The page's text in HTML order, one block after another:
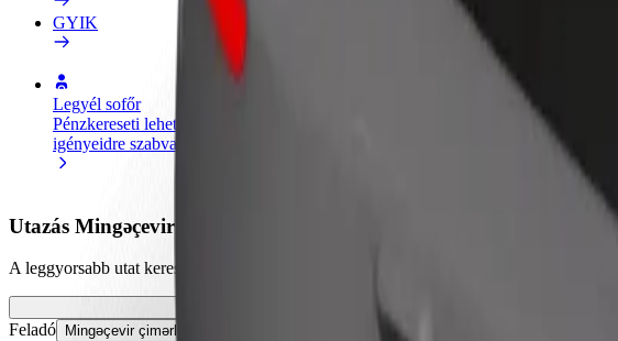
GYIK
Legyél sofőr
Pénzkereseti lehetőség
igényeidre szabva
Étterem vagy
Érj el több
keresetedet
Utazás Mingəçevir çimərlik és Ata bank (Mingəçevir filialı) között
A leggyorsabb utat keresed Mingəçevir çimərlik és Ata bank (Mingəçevir filialı) között?
Feladó Mingəçevir çimərlik